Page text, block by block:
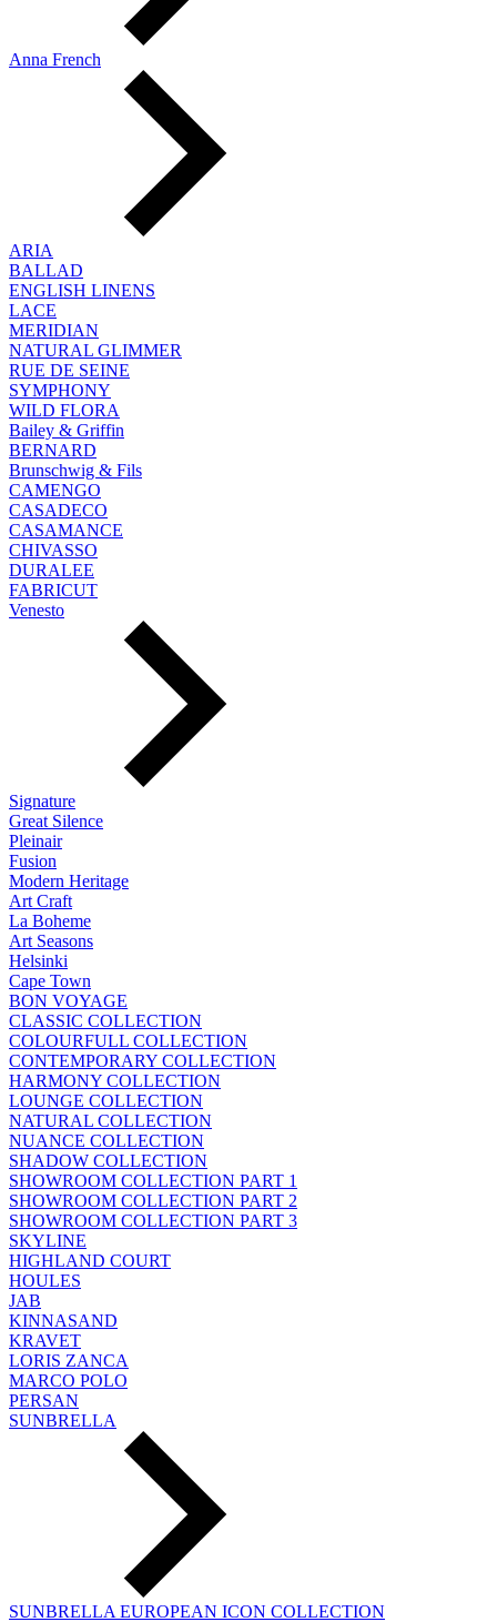
Anna French
ARIA
BALLAD
ENGLISH LINENS
LACE
MERIDIAN
NATURAL GLIMMER
RUE DE SEINE
SYMPHONY
WILD FLORA
Bailey & Griffin
BERNARD
Brunschwig & Fils
CAMENGO
CASADECO
CASAMANCE
CHIVASSO
DURALEE
FABRICUT
Venesto
Signature
Great Silence
Pleinair
Fusion
Modern Heritage
Art Craft
La Boheme
Art Seasons
Helsinki
Cape Town
BON VOYAGE
CLASSIC COLLECTION
COLOURFULL COLLECTION
CONTEMPORARY COLLECTION
HARMONY COLLECTION
LOUNGE COLLECTION
NATURAL COLLECTION
NUANCE COLLECTION
SHADOW COLLECTION
SHOWROOM COLLECTION PART 1
SHOWROOM COLLECTION PART 2
SHOWROOM COLLECTION PART 3
SKYLINE
HIGHLAND COURT
HOULES
JAB
KINNASAND
KRAVET
LORIS ZANCA
MARCO POLO
PERSAN
SUNBRELLA
SUNBRELLA EUROPEAN ICON COLLECTION